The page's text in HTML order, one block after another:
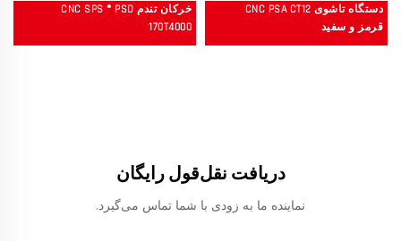
دستگاه تاشوی CNC PSA CT12
قرمز و سفید
خرکان تندم CNC SPS ® PSD
170T4000
دریافت نقل‌قول رایگان
نماینده ما به زودی با شما تماس می‌گیرد.